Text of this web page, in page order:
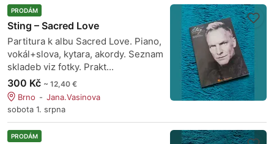
PRODÁM
Sting – Sacred Love
Partitura k albu Sacred Love. Piano,
vokál+slova, kytara, akordy. Seznam
skladeb viz fotky. Prakt...
300 Kč ~ 12,40 €
Brno
Jana.Vasinova
sobota 1. srpna
PRODÁM